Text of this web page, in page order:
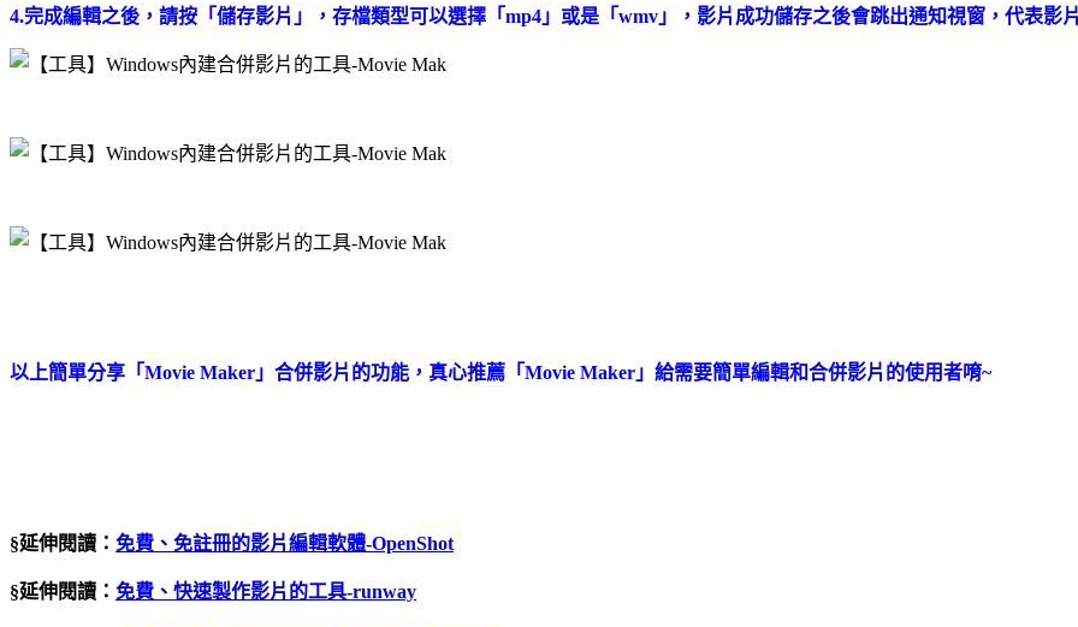
4.完成編輯之後，請按「儲存影片」，存檔類型可以選擇「mp4」或是「wmv」，影片成功儲存之後會跳出通知視窗，代表影
以上簡單分享 「Movie Maker」合併影片的功能，真心推薦「Movie Maker」給需要簡單編輯和合併影片的使用者唷~
§延伸閱讀： 免費、免註冊的影片編輯軟體-OpenShot
§延伸閱讀： 免費、快速製作影片的工具-runway